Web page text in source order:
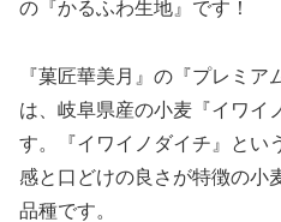
の『かるふわ生地』です！
『菓匠華美月』の『プレミ
は、岐阜県産の小麦『イワイ
す。『イワイノダイチ』とい
感と口どけの良さが特徴の小
品種です。